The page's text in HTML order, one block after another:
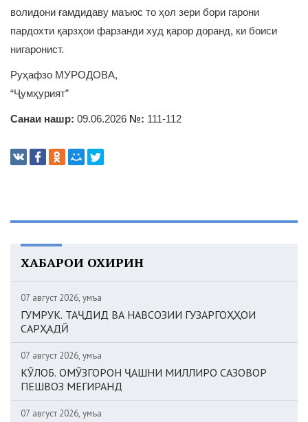
волидони ғамдидаву маъюс то ҳол зери бори гарони
пардохти қарзҳои фарзанди худ қарор доранд, ки боиси
нигаронист.
Руҳафзо МУРОДОВА,
“Ҷумҳурият”
Санаи нашр: 09.06.2026 №: 111-112
ХАБАРҲОИ ОХИРИН
07 август 2026, Ҷумъа
ГУМРУК. ТАҶДИД ВА НАВСОЗИИ ГУЗАРГОҲҲОИ
САРҲАДӢ
07 август 2026, Ҷумъа
КӮЛОБ. ОМӮЗГОРОН ҶАШНИ МИЛЛИРО САЗОВОР
ПЕШВОЗ МЕГИРАНД
07 август 2026, Ҷумъа